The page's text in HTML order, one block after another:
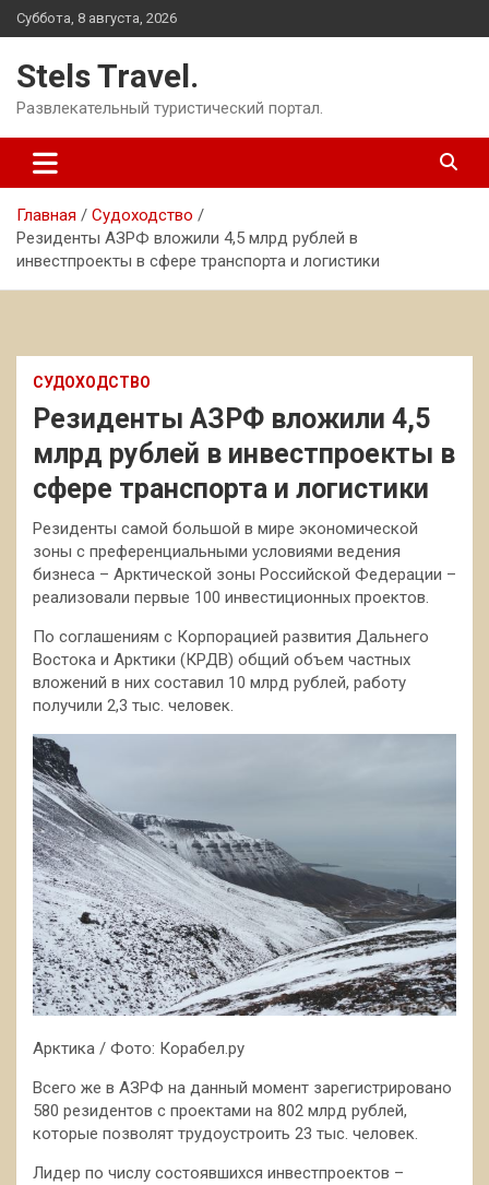
Перейти
к
Суббота, 8 августа, 2026
Stels Travel.
Развлекательный туристический портал.
Главная
Судоходство
Резиденты АЗРФ вложили 4,5 млрд рублей в
инвестпроекты в сфере транспорта и логистики
СУДОХОДСТВО
Резиденты АЗРФ вложили 4,5
млрд рублей в инвестпроекты в
сфере транспорта и логистики
Резиденты самой большой в мире экономической
зоны с преференциальными условиями ведения
бизнеса – Арктической зоны Российской Федерации –
реализовали первые 100 инвестиционных проектов.
По соглашениям с Корпорацией развития Дальнего
Востока и Арктики (КРДВ) общий объем частных
вложений в них составил 10 млрд рублей, работу
получили 2,3 тыс. человек.
Арктика / Фото: Корабел.ру
Всего же в АЗРФ на данный момент зарегистрировано
580 резидентов с проектами на 802 млрд рублей,
которые позволят трудоустроить 23 тыс. человек.
Лидер по числу состоявшихся инвестпроектов –